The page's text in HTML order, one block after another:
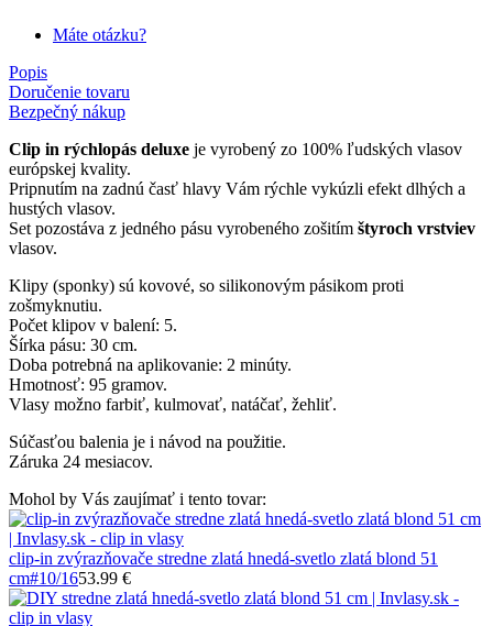
Máte otázku?
Popis
Doručenie tovaru
Bezpečný nákup
Clip in rýchlopás deluxe je vyrobený zo 100% ľudských vlasov
európskej kvality.
Pripnutím na zadnú časť hlavy Vám rýchle vykúzli efekt dlhých a
hustých vlasov.
Set pozostáva z jedného pásu vyrobeného zošitím štyroch vrstviev
vlasov.
Klipy (sponky) sú kovové, so silikonovým pásikom proti
zošmyknutiu.
Počet klipov v balení: 5.
Šírka pásu: 30 cm.
Doba potrebná na aplikovanie: 2 minúty.
Hmotnosť: 95 gramov.
Vlasy možno farbiť, kulmovať, natáčať, žehliť.
Súčasťou balenia je i návod na použitie.
Záruka 24 mesiacov.
Mohol by Vás zaujímať i tento tovar:
clip-in zvýrazňovače stredne zlatá hnedá-svetlo zlatá blond 51
cm#10/1653.99 €